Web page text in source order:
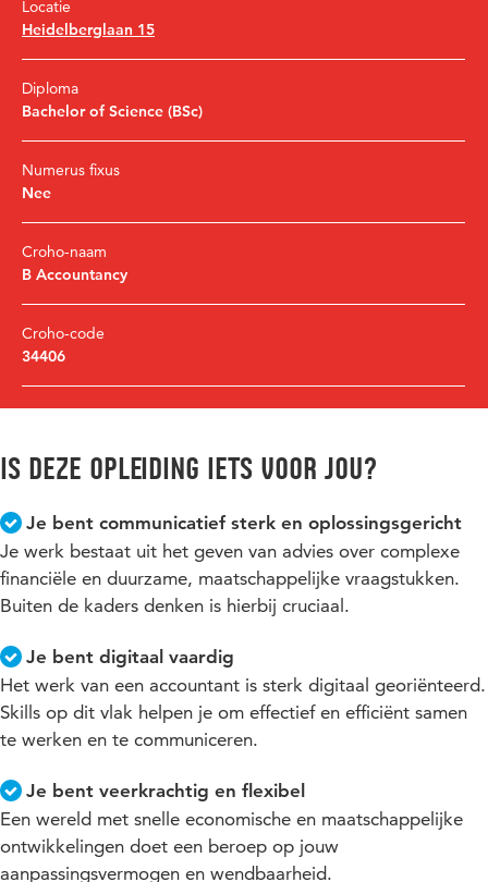
Locatie
Heidelberglaan 15
Diploma
Bachelor of Science (BSc)
Numerus fixus
Nee
Croho-naam
B Accountancy
Croho-code
34406
Is deze opleiding iets voor jou?
Je bent communicatief sterk en oplossingsgericht
Je werk bestaat uit het geven van advies over complexe
financiële en duurzame, maatschappelijke vraagstukken.
Buiten de kaders denken is hierbij cruciaal.
Je bent digitaal vaardig
Het werk van een accountant is sterk digitaal georiënteerd.
Skills op dit vlak helpen je om effectief en efficiënt samen
te werken en te communiceren.
Je bent veerkrachtig en flexibel
Een wereld met snelle economische en maatschappelijke
ontwikkelingen doet een beroep op jouw
aanpassingsvermogen en wendbaarheid.